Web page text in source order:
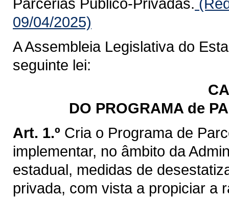
09/04/2025)
A Assembleia Legislativa do
seguinte lei:
DO PROGRAMA de
Art. 1.º Cria o Programa de
implementar, no âmbito da
estadual, medidas de
privada, com vista a propiciar a